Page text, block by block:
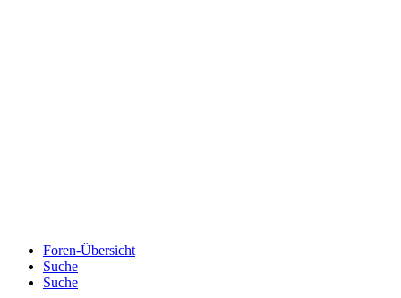
Foren-Übersicht
Suche
Suche